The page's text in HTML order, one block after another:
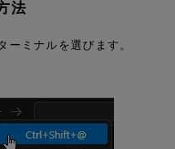
法
ーミナルを選びます。